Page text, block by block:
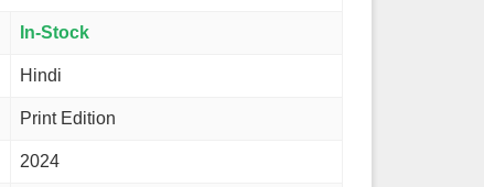
In-Stock
Hindi
Print Edition
2024